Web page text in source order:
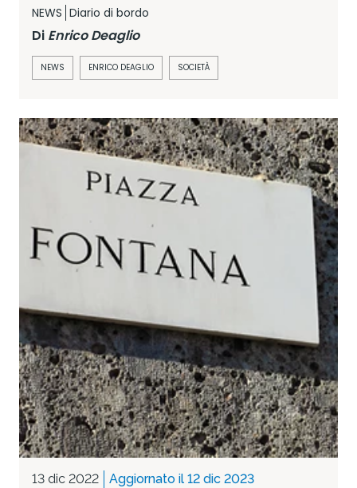
NEWS Diario di bordo
Di Enrico Deaglio
NEWS ENRICO DEAGLIO SOCIETÀ
13 dic 2022 Aggiornato il 12 dic 2023